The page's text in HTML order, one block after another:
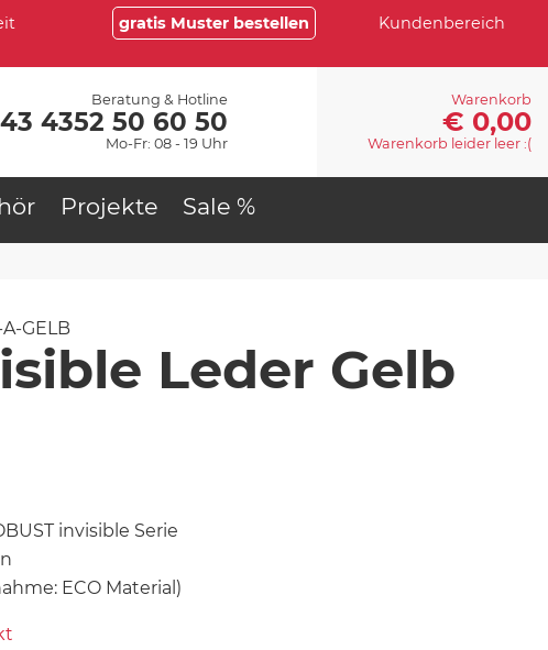
gratis Muster bestellen Kundenbereich
Beratung & Hotline
4352 50 60 50
Mo-Fr: 08 - 19 Uhr
Warenkorb
€ 0,00
Warenkorb leider leer :(
Projekte Sale %
GELB
Leder Gelb
invisible Serie
ECO Material)